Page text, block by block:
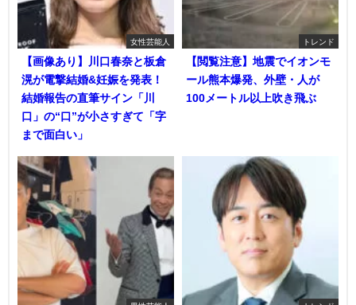
女性芸能人
【画像あり】川口春奈と板倉
滉が電撃結婚&妊娠を発表！
結婚報告の直筆サイン「川
口」の“口”が小さすぎて「字
まで面白い」
トレンド
【閲覧注意】地震でイオンモ
ール熊本爆発、外壁・人が
100メートル以上吹き飛ぶ